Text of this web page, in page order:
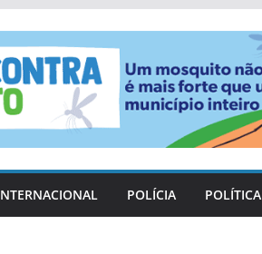
POLÍCIA POLÍTICA